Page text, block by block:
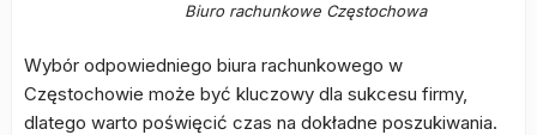
Biuro rachunkowe Częstochowa
Wybór odpowiedniego biura rachunkowego w
Częstochowie może być kluczowy dla sukcesu firmy,
dlatego warto poświęcić czas na dokładne poszukiwania.